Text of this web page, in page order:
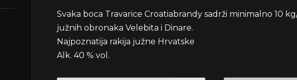
Svaka boca Travarice Croatiabrandy sadrži minimalno 10
južnih obronaka Velebita i Dinare.
Najpoznatija rakija južne Hrvatske
Alk. 40 % vol.